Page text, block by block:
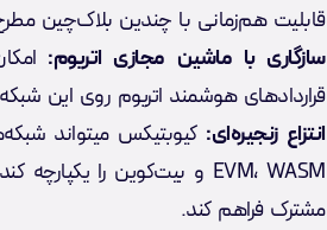
قابلیت هم‌زمانی با چندین بلاک‌چین
سازگاری با ماشین مجازی اتریوم:
قراردادهای هوشمند اتریوم روی این
انتزاع زنجیره‌ای:کیوبتیکس میتواند
مشترک فراهم کند.